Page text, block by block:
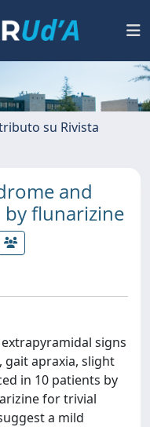
su Rivista
and
flunarizine
signs
gait apraxia, slight
in 10 patients by
for trivial
a mild